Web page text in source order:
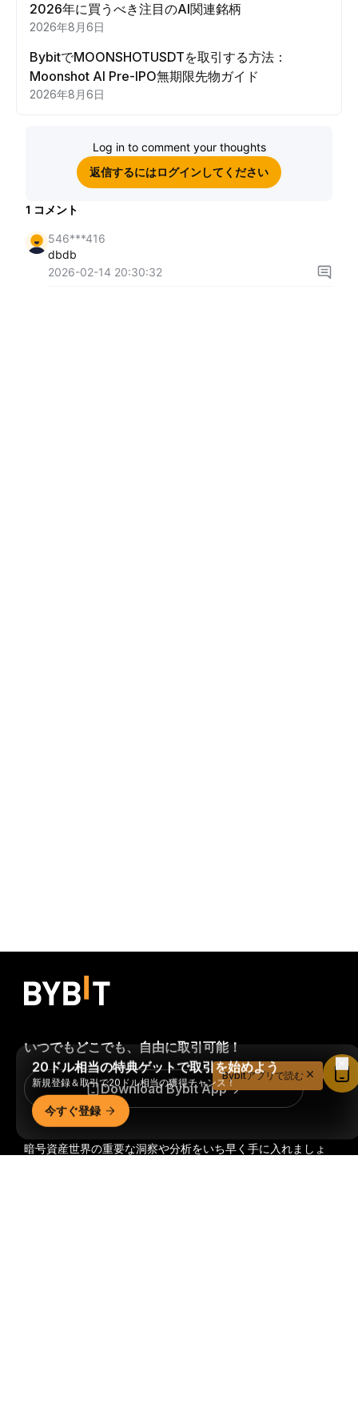
2026年に買うべき注目のAI関連銘柄
2026年8月6日
BybitでMOONSHOTUSDTを取引する方法：
Moonshot AI Pre-IPO無期限先物ガイド
2026年8月6日
Log in to comment your thoughts
返信するにはログインしてください
1 コメント
546***416
dbdb
2026-02-14 20:30:32
暗号資産世界の重要な洞察や分析をいち早く手に入れましょ
いつでもどこでも、自由に取引可能！
Download Bybit App
20ドル相当の特典ゲットで取引を始めよう
新規登録＆取引で20ドル相当の獲得チャンス！
今すぐ登録
Bybitアプリで読む